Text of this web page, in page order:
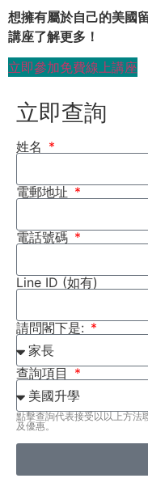
想擁有屬於自己的美國
講座了解更多！
立即參加免費線上講座
立即查詢
姓名
電郵地址
電話號碼
Line ID (如有)
請問閣下是:
查詢項目
點擊查詢代表接受以以上方法
及優惠。